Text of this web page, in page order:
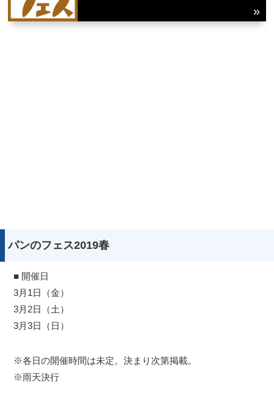
パンのフェス2019春
■ 開催日
3月1日（金）
3月2日（土）
3月3日（日）
※各日の開催時間は未定。決まり次第掲載。
※雨天決行